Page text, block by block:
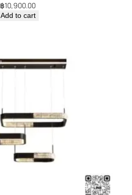
฿10,900.00
Add to cart